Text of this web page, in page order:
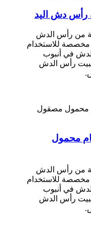
رأس دش اليد
من رأس الدش
مخصصة للاستخدام
في أنبوب
رأس الدش
محمول
من رأس الدش
مخصصة للاستخدام
في أنبوب
رأس الدش